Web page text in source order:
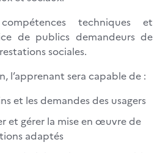
techniques et
de publics demandeurs de
sociales.
l’apprenant sera capable de :
et les demandes des usagers
et gérer la mise en œuvre de
adaptés